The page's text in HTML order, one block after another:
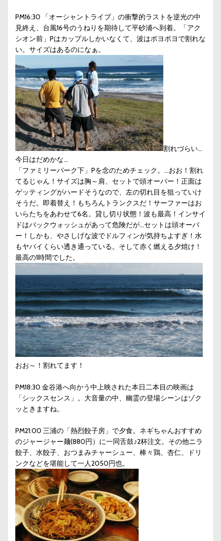
PM16:30 「オーシャントライブ」の衝撃的ラストを逆光の中
見終え、台風16号のうねりを期待して平砂浦へ到着。「アク
シオン前」Pはカップルしかいなくて、波はポヨポヨで割れな
い。サイズはあるのになぁ。
割れづらい…
今日はだめかな…
「ファミリーパーク下」Pを念のためチェック。…おお！割れ
てるじゃん！サイズは胸～肩、セットで頭オーバー！正面は
ゲッティングがハードそうなので、左の切れ目を狙っていけ
そうだ。即着替え！もちろんトランクスだ！サーファーはお
いらたちをあわせて6名。貸し切り状態！波も最高！インサイ
ドはバックウォッシュがあって危険だが…セットは頭オーバ
ー！しかも、やさしげな波でドルフィンが気持ちよすぎ！水
もヤバイくらい透き通っている。そして赤く燃える夕焼け！
最高の1時間でした。
おお～！割れてます！
PM18:30 金谷港へ向かう中上映された本日二本目の映画は
「シックスセンス」。大音量の中、幽霊の登場シーンはゾク
ッときますね。
PM21:00 三浦の「熱烈餃子房」で夕食。ネギちゃんおすすめ
のジャージャー麺(880円）に一同舌鼓♪2杯注文。その他ニラ
餃子、水餃子、おつまみチャーシュー、棒々鶏、杏仁、ドリ
ンクなどを堪能して一人2050円也。